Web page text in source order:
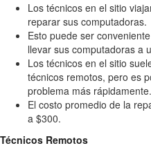
Los técnicos en el sitio
reparar sus computadoras.
Esto puede ser
llevar sus computadoras a
Los técnicos en el sitio
técnicos remotos, pero es
problema más rápidamente.
El costo promedio de la
a $300.
Técnicos Remotos